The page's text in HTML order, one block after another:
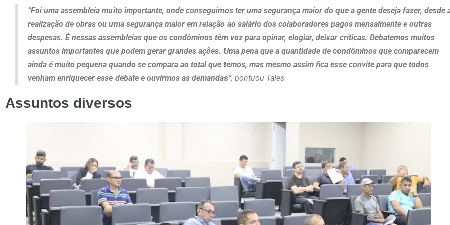
“Foi uma assembleia muito importante, onde conseguimos ter uma segurança maior do que a gente deseja fazer, desde
realização de obras ou uma segurança maior em relação ao salário dos colaboradores pagos mensalmente e outras
despesas. É nessas assembleias que os condôminos têm voz para opinar, elogiar, deixar críticas. Debatemos muitos
assuntos importantes que podem gerar grandes ações. Uma pena que a quantidade de condôminos que comparecem
ainda é muito pequena quando se compara ao total que temos, mas mesmo assim fica esse convite para que todos
venham enriquecer esse debate e ouvirmos as demandas”, pontuou Tales.
Assuntos diversos